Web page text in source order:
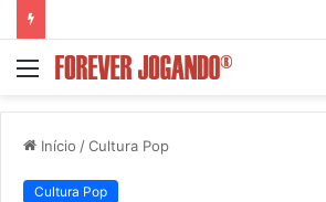
Menu
Início /Cultura Pop
Cultura Pop